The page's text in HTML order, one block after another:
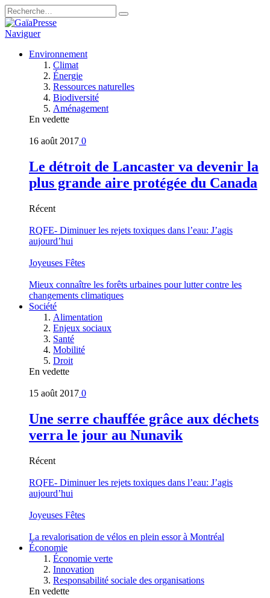
Naviguer
Environnement
Climat
Énergie
Ressources naturelles
Biodiversité
Aménagement
En vedette
16 août 2017 0
Le détroit de Lancaster va devenir la
plus grande aire protégée du Canada
Récent
RQFE- Diminuer les rejets toxiques dans l’eau: J’agis
aujourd’hui
Joyeuses Fêtes
Mieux connaître les forêts urbaines pour lutter contre les
changements climatiques
Société
Alimentation
Enjeux sociaux
Santé
Mobilité
Droit
En vedette
15 août 2017 0
Une serre chauffée grâce aux déchets
verra le jour au Nunavik
Récent
RQFE- Diminuer les rejets toxiques dans l’eau: J’agis
aujourd’hui
Joyeuses Fêtes
La revalorisation de vélos en plein essor à Montréal
Économie
Économie verte
Innovation
Responsabilité sociale des organisations
En vedette